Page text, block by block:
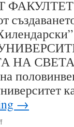
СВЕТА
→
on